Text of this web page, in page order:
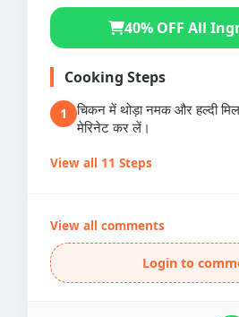
40% OFF All
Cooking Steps
1
चिकन में थोड़ा नमक और हल्दी
मेरिनेट कर लें।
View all 11 Steps
View all comments
Login to